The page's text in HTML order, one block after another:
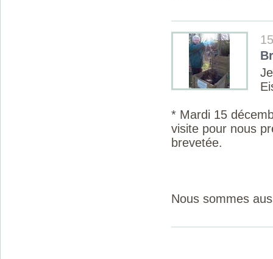
* Mardi 15
visite pour nous
brevetée.
Nous sommes